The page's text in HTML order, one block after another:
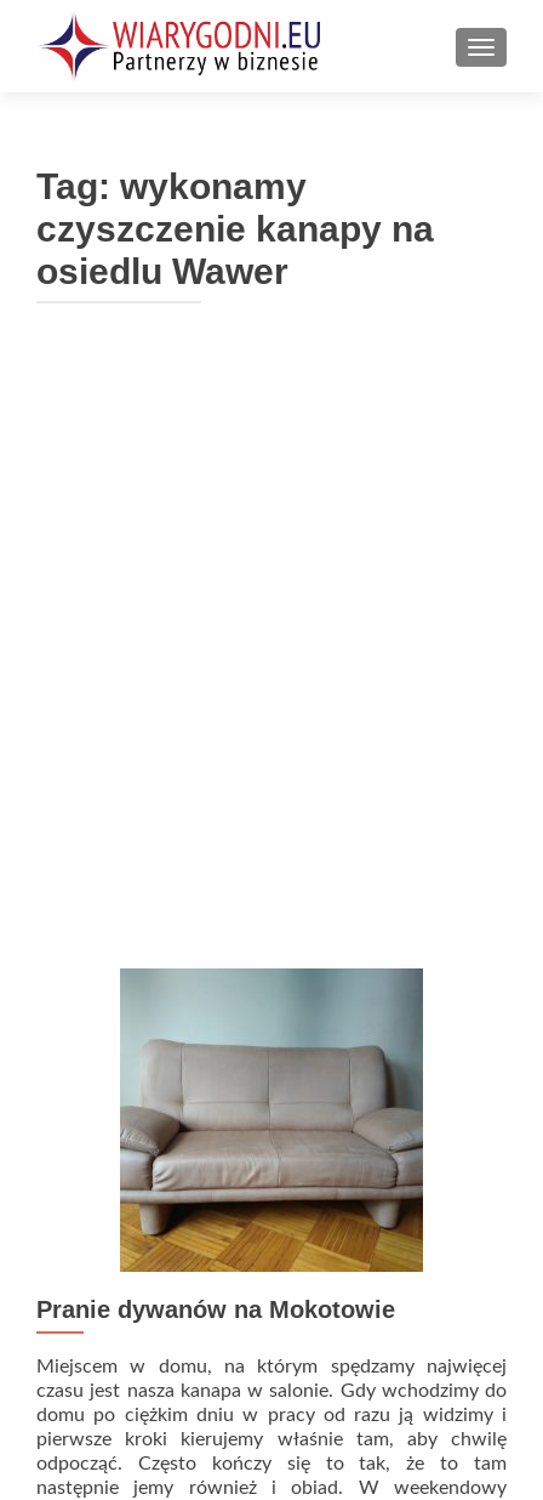
Tag: wykonamy
czyszczenie kanapy na
osiedlu Wawer
Pranie dywanów na Mokotowie
Miejscem w domu, na którym spędzamy najwięcej
czasu jest nasza kanapa w salonie. Gdy wchodzimy do
domu po ciężkim dniu w pracy od razu ją widzimy i
pierwsze kroki kierujemy właśnie tam, aby chwilę
odpocząć. Często kończy się to tak, że to tam
następnie jemy również i obiad. W weekendowy